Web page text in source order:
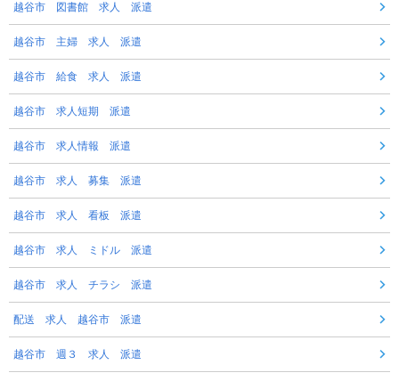
越谷市 図書館 求人 派遣
越谷市 主婦 求人 派遣
越谷市 給食 求人 派遣
越谷市 求人短期 派遣
越谷市 求人情報 派遣
越谷市 求人 募集 派遣
越谷市 求人 看板 派遣
越谷市 求人 ミドル 派遣
越谷市 求人 チラシ 派遣
配送 求人 越谷市 派遣
越谷市 週３ 求人 派遣